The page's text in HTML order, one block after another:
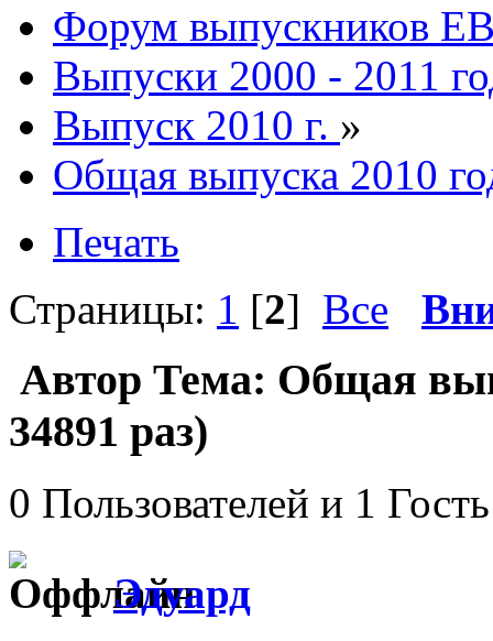
Форум выпускников
Выпуски 2000 - 2011
Выпуск 2010 г. »
Общая выпуска 2010
Печать
Страницы: 1 [2] Все
Автор Тема: Общая
34891 раз)
0 Пользователей и 1
Эдуард